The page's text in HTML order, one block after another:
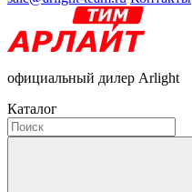
официальный дилер Arlight
Каталог